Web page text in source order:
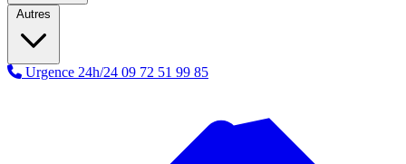
Autres
Urgence 24h/24 09 72 51 99 85